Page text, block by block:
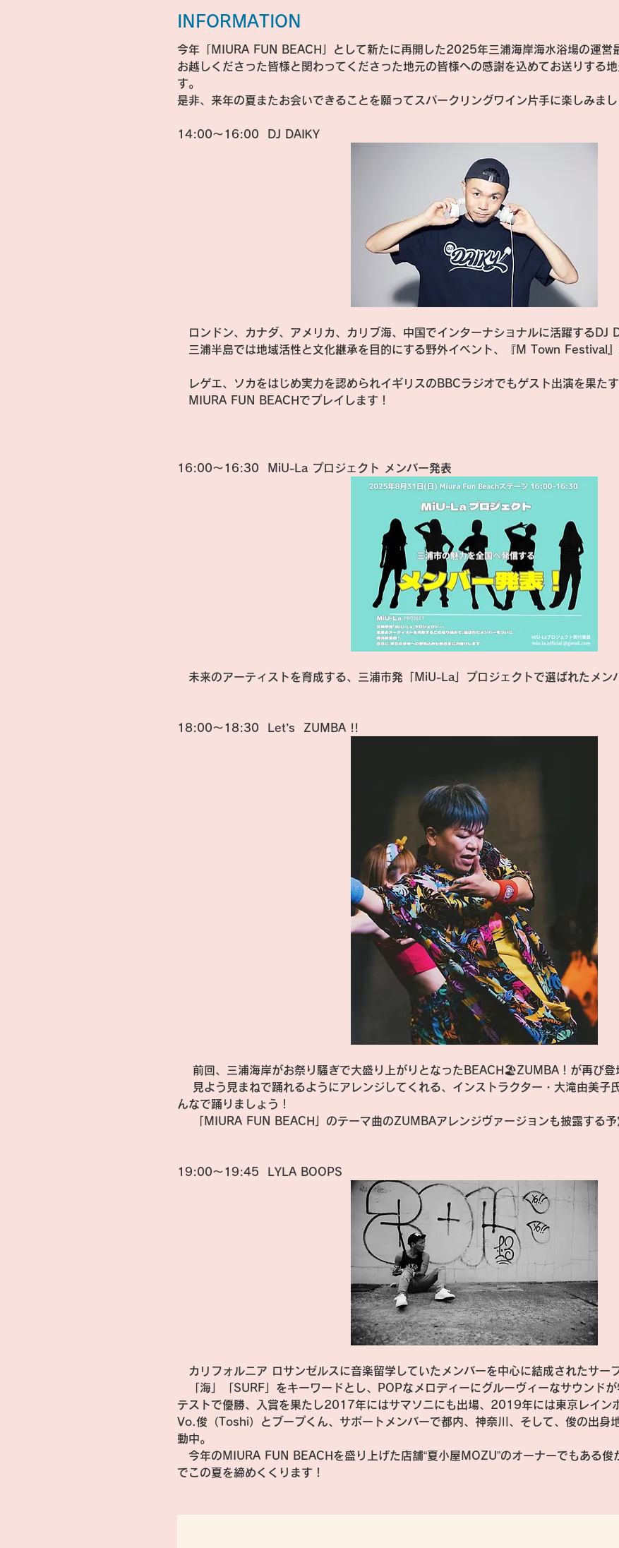
INFORMATION
今年「MIURA FUN BEACH」として新たに再開した2025年三浦海岸海水浴場の運営
お越しくださった皆様と関わってくださった地元の皆様への感謝を込めてお送りする
す。
是非、来年の夏またお会いできることを願ってスパークリングワイン片手に楽しみまし
14:00～16:00 DJ DAIKY
ロンドン、カナダ、アメリカ、カリブ海、中国でインターナショナルに活躍するDJ
三浦半島では地域活性と文化継承を目的にする野外イベント、『M Town Festival
レゲエ、ソカをはじめ実力を認められイギリスのBBCラジオでもゲスト出演を果た
MIURA FUN BEACHでプレイします！
16:00～16:30 MiU-La プロジェクト メンバー発表
未来のアーティストを育成する、三浦市発「MiU-La」プロジェクトで選ばれたメン
18:00～18:30 Let’s  ZUMBA !!
前回、三浦海岸がお祭り騒ぎで大盛り上がりとなったBEACH🏖️ZUMBA！が再び登
んなで踊りましょう！
「MIURA FUN BEACH」のテーマ曲のZUMBAアレンジヴァージョンも披露する予
19:00～19:45 LYLA BOOPS
カリフォルニア ロサンゼルスに音楽留学していたメンバーを中心に結成されたサー
「海」「SURF」をキーワードとし、POPなメロディーにグルーヴィーなサウンド
テストで優勝、入賞を果たし2017年にはサマソニにも出場、2019年には東京レイン
Vo.俊（Toshi）とブープくん、サポートメンバーで都内、神奈川、そして、俊の出身
動中。
今年のMIURA FUN BEACHを盛り上げた店舗“夏小屋MOZU”のオーナーでもある俊
でこの夏を締めくくります！